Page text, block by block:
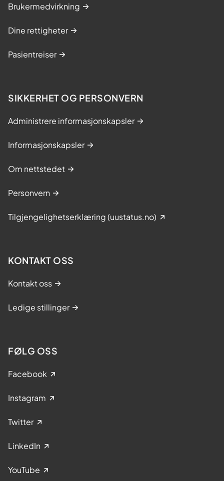
Brukermedvirkning
Dine rettigheter
Pasientreiser
SIKKERHET OG PERSONVERN
Administrere informasjonskapsler
Informasjonskapsler
Om nettstedet
Personvern
Tilgjengelighetserklæring (uustatus.no)
KONTAKT OSS
Kontakt oss
Ledige stillinger
FØLG OSS
Facebook
Instagram
Twitter
LinkedIn
YouTube